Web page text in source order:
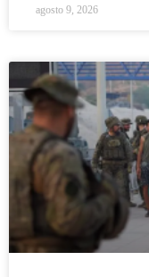
agosto 9, 2026